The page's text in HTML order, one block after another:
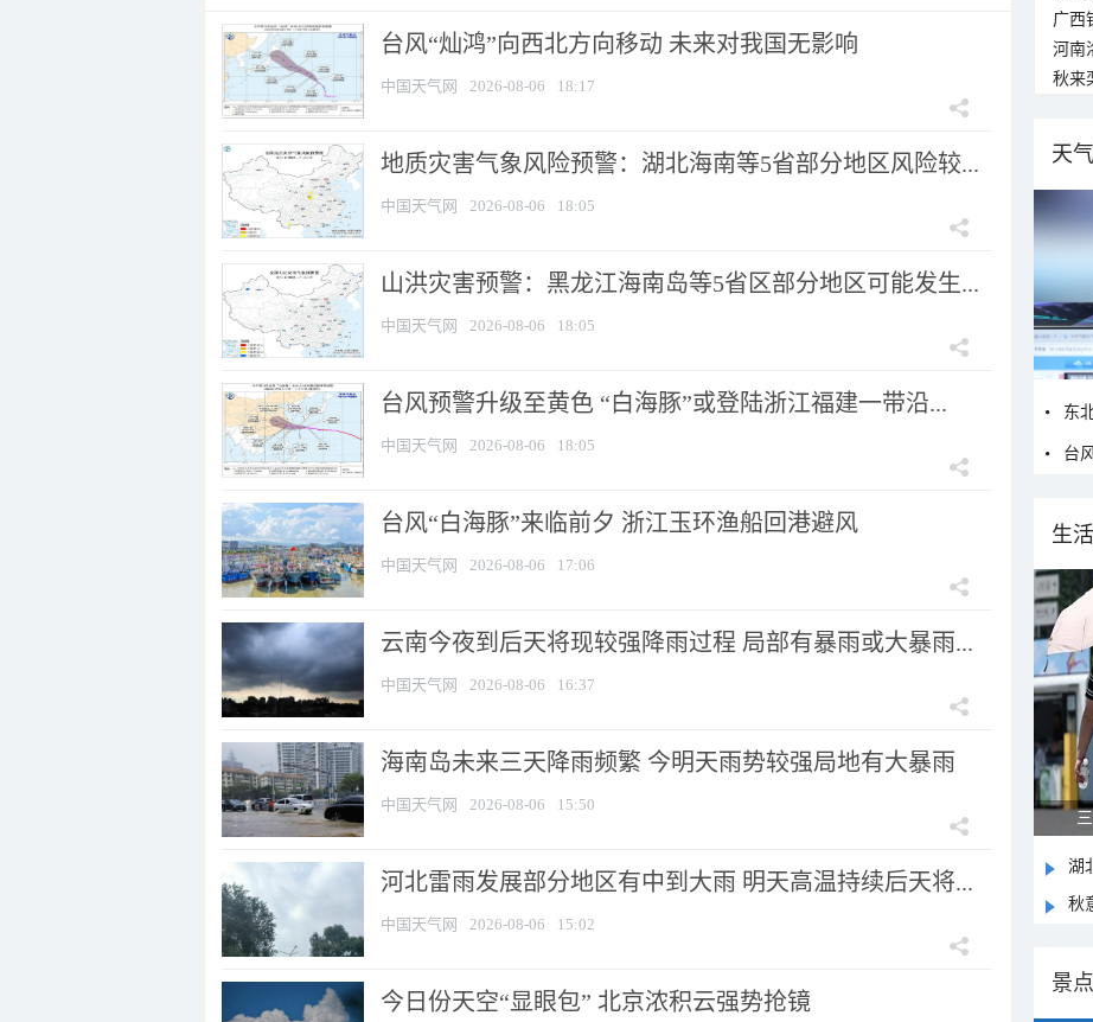
台风“灿鸿”向西北方向移动 未来对我国无影响
中国天气网 2026-08-06 18:17
地质灾害气象风险预警：湖北海南等5省部分地区风险较...
中国天气网 2026-08-06 18:05
山洪灾害预警：黑龙江海南岛等5省区部分地区可能发生...
中国天气网 2026-08-06 18:05
台风预警升级至黄色 “白海豚”或登陆浙江福建一带沿...
中国天气网 2026-08-06 18:05
台风“白海豚”来临前夕 浙江玉环渔船回港避风
中国天气网 2026-08-06 17:06
云南今夜到后天将现较强降雨过程 局部有暴雨或大暴雨...
中国天气网 2026-08-06 16:37
海南岛未来三天降雨频繁 今明天雨势较强局地有大暴雨
中国天气网 2026-08-06 15:50
河北雷雨发展部分地区有中到大雨 明天高温持续后天将...
中国天气网 2026-08-06 15:02
今日份天空“显眼包” 北京浓积云强势抢镜
广西
河南
秋来
天
东
台
生
湖
秋
景